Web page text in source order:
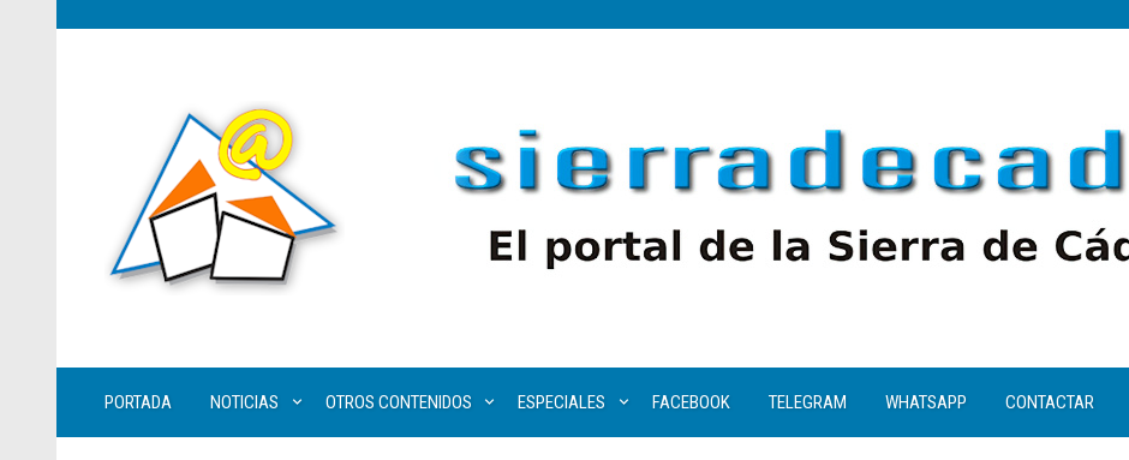
PORTADA NOTICIAS OTROS CONTENIDOS ESPECIALES FACEBOOK TELEGRAM WHATSAPP CONTACTAR